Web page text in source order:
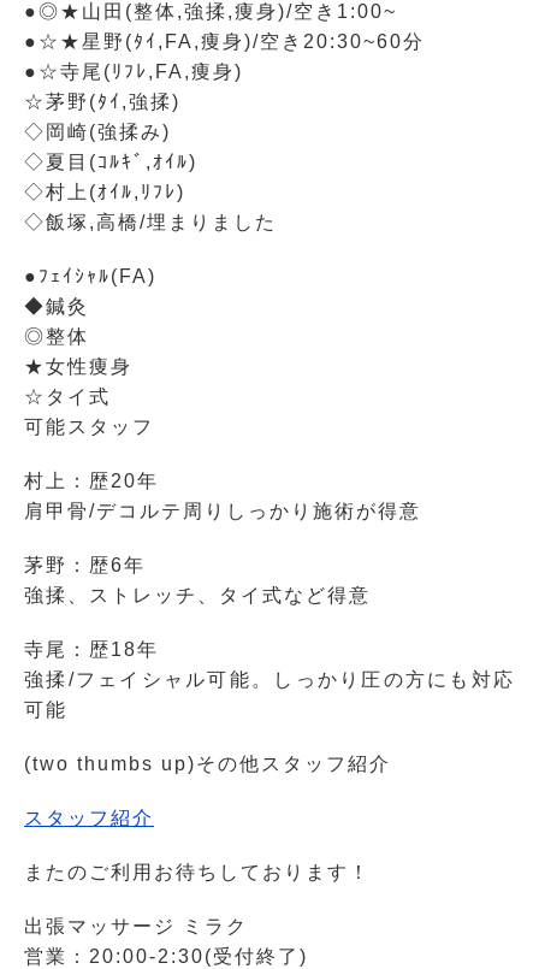
●◎★山田(整体,強揉,痩身)/空き1:00~
●☆★星野(ﾀｲ,FA,痩身)/空き20:30~60分
●☆寺尾(ﾘﾌﾚ,FA,痩身)
☆茅野(ﾀｲ,強揉)
◇岡崎(強揉み)
◇夏目(ｺﾙｷﾞ,ｵｲﾙ)
◇村上(ｵｲﾙ,ﾘﾌﾚ)
◇飯塚,高橋/埋まりました
●ﾌｪｲｼｬﾙ(FA)
◆鍼灸
◎整体
★女性痩身
☆タイ式
可能スタッフ
村上：歴20年
肩甲骨/デコルテ周りしっかり施術が得意
茅野：歴6年
強揉、ストレッチ、タイ式など得意
寺尾：歴18年
強揉/フェイシャル可能。しっかり圧の方にも対応
可能
(two thumbs up)その他スタッフ紹介
スタッフ紹介
またのご利用お待ちしております！
出張マッサージ ミラク
営業：20:00-2:30(受付終了)